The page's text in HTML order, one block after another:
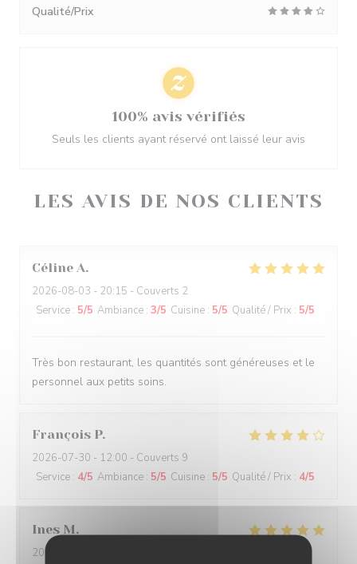
LES AVIS DE NOS CLIENTS
Céline A
2026-08-03 - 20:15 - Couverts 2
Service : 5/5 Ambiance : 3/5 Cuisine : 5/5 Qualité / Prix : 5/5
Très bon restaurant, les quantités sont généreuses et le
personnel aux petits soins.
François P
2026-07-30 - 12:00 - Couverts 9
Service : 4/5 Ambiance : 5/5 Cuisine : 5/5 Qualité / Prix : 4/5
Ines M
2026-07-26
Qualité/Prix
100% avis vérifiés
Seuls les clients ayant réservé ont laissé leur avis